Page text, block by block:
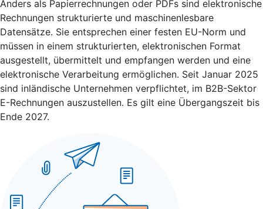
Anders als Papierrechnungen oder PDFs sind elektronische
Rechnungen strukturierte und maschinenlesbare
Datensätze. Sie entsprechen einer festen EU-Norm und
müssen in einem strukturierten, elektronischen Format
ausgestellt, übermittelt und empfangen werden und eine
elektronische Verarbeitung ermöglichen. Seit Januar 2025
sind inländische Unternehmen verpflichtet, im B2B-Sektor
E-Rechnungen auszustellen. Es gilt eine Übergangszeit bis
Ende 2027.